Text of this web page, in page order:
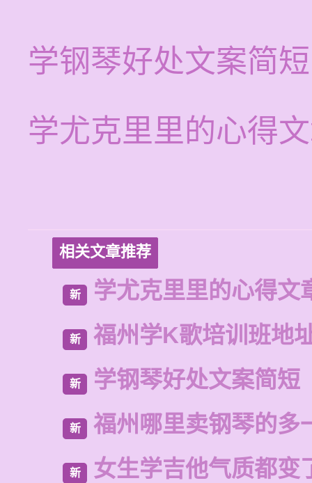
学钢琴好处文案简短
学尤克里里的心得
相关文章推荐
新 学尤克里里的心得文
新 福州学K歌培训班地
新 学钢琴好处文案简短
新 福州哪里卖钢琴的多
新 女生学吉他气质都变